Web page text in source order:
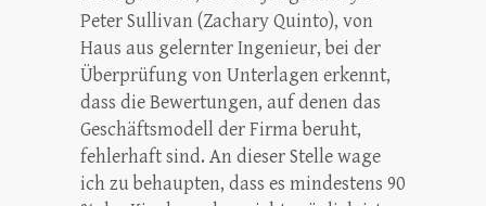
Peter Sullivan (Zachary Quinto), von
Haus aus gelernter Ingenieur, bei der
Überprüfung von Unterlagen erkennt,
dass die Bewertungen, auf denen das
Geschäftsmodell der Firma beruht,
fehlerhaft sind. An dieser Stelle wage
ich zu behaupten, dass es mindestens 90